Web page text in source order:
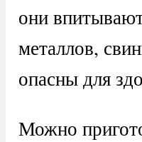
они
металлов,
опасны для
Можно